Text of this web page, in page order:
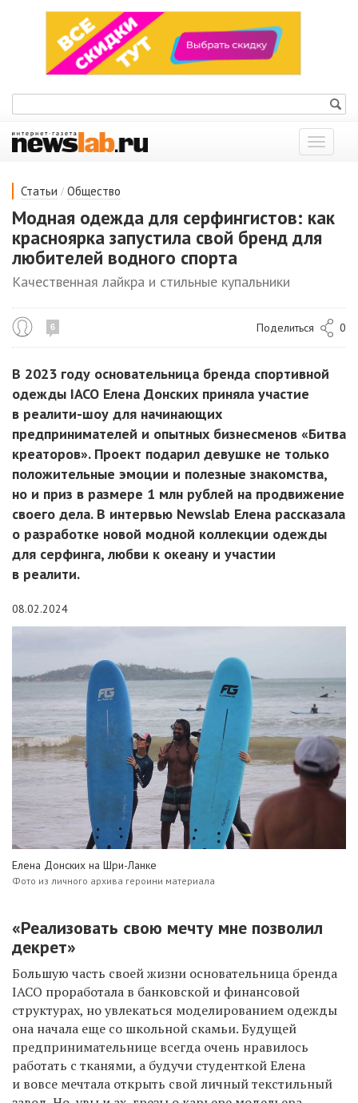
Показать
меню
Статьи / Общество
Модная одежда для серфингистов: как
красноярка запустила свой бренд для
любителей водного спорта
Качественная лайкра и стильные купальники
6 Поделиться 0
В 2023 году основательница бренда спортивной
одежды IACO Елена Донских приняла участие
в реалити-шоу для начинающих
предпринимателей и опытных бизнесменов «Битва
креаторов». Проект подарил девушке не только
положительные эмоции и полезные знакомства,
но и приз в размере 1 млн рублей на продвижение
своего дела. В интервью Newslab Елена рассказала
о разработке новой модной коллекции одежды
для серфинга, любви к океану и участии
в реалити.
08.02.2024
Елена Донских на Шри-Ланке
Фото из личного архива героини материала
«Реализовать свою мечту мне позволил
декрет»
Большую часть своей жизни основательница бренда
IACO проработала в банковской и финансовой
структурах, но увлекаться моделированием одежды
она начала еще со школьной скамьи. Будущей
предпринимательнице всегда очень нравилось
работать с тканями, а будучи студенткой Елена
и вовсе мечтала открыть свой личный текстильный